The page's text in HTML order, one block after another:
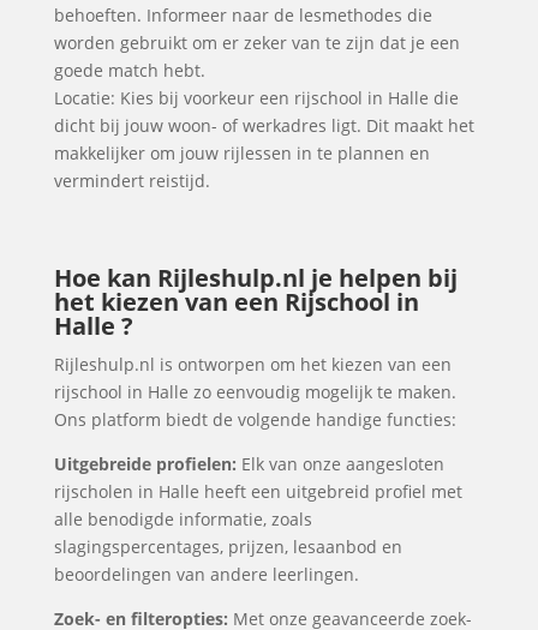
behoeften. Informeer naar de lesmethodes die
worden gebruikt om er zeker van te zijn dat je een
goede match hebt.
Locatie: Kies bij voorkeur een rijschool in Halle die
dicht bij jouw woon- of werkadres ligt. Dit maakt het
makkelijker om jouw rijlessen in te plannen en
vermindert reistijd.
Hoe kan Rijleshulp.nl je helpen bij
het kiezen van een Rijschool in
Halle ?
Rijleshulp.nl is ontworpen om het kiezen van een
rijschool in Halle zo eenvoudig mogelijk te maken.
Ons platform biedt de volgende handige functies:
Uitgebreide profielen: Elk van onze aangesloten
rijscholen in Halle heeft een uitgebreid profiel met
alle benodigde informatie, zoals
slagingspercentages, prijzen, lesaanbod en
beoordelingen van andere leerlingen.
Zoek- en filteropties: Met onze geavanceerde zoek-